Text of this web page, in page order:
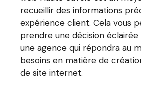
recueillir des informations
expérience client. Cela vous
prendre une décision
une agence qui répondra au
besoins en matière de
de site internet.